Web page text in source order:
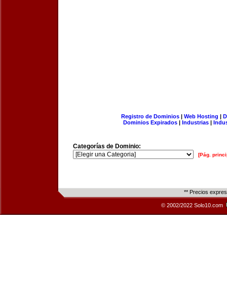
Registro de Dominios| Web Hosting |
Dominios Expirados | Industrias |
Categorías de Dominio:
[Pág.
** Precios
© 2002/2022 Solo10.com